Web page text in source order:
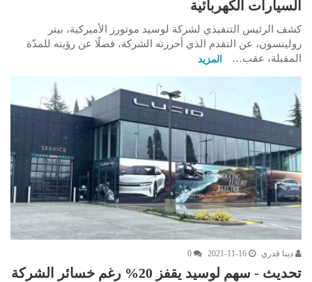
السيارات الكهربائية
كشف الرئيس التنفيذي لشركة لوسيد موتورز الأميركية، بيتر
رولينسون، عن التقدم الذي أحرزته الشركة، فضلًا عن رؤيته للمدّة
المقبلة، عقب…
المزيد
دينا قدري 2021-11-16
0
تحديث - سهم لوسيد يقفز 20% رغم خسائر الشركة